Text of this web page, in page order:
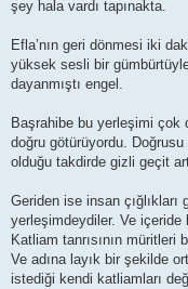
şey hala vardı tapınakta.
Efla’nın geri dönmesi iki
yüksek sesli bir
dayanmıştı engel.
Başrahibe bu yerleşimi
doğru götürüyordu.
olduğu takdirde gizli geçit
Geriden ise insan çığlıkları
yerleşimdeydiler. Ve
Katliam tanrısının
Ve adına layık bir şekilde
istediği kendi katliamları